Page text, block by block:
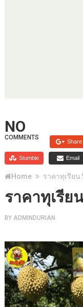
NO
COMMENTS
Share
Stumble Email
Home ราคาทุเรียน
ราคาทุเรีย
BY ADMINDURIAN